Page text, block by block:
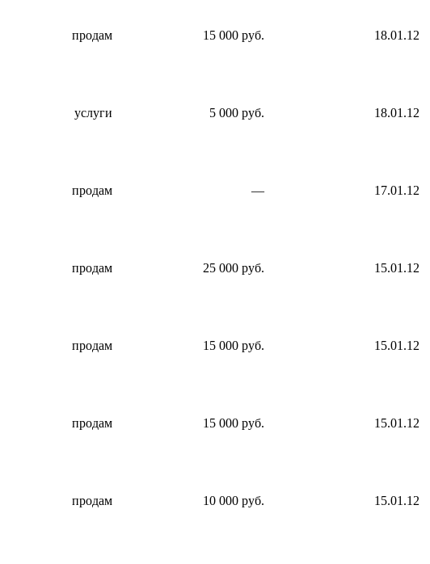
продам 15 000 руб. 18.01.12
услуги 5 000 руб. 18.01.12
продам — 17.01.12
продам 25 000 руб. 15.01.12
продам 15 000 руб. 15.01.12
продам 15 000 руб. 15.01.12
продам 10 000 руб. 15.01.12